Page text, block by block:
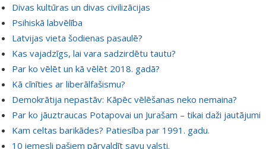
Divas kultūras un divas civilizācijas
Psihiskā labvēlība
Latvijas vieta šodienas pasaulē?
Kas vajadzīgs, lai vara sadzirdētu tautu?
Par ko vēlēt un kā vēlēt 2018. gadā?
Kā cīnīties ar liberālfašismu?
Demokrātija nepastāv: Kāpēc vēlēšanas neko nemaina?
Par ko jāuztraucas Potapovai un Jurašam – tikai daži jautājumi
Kam celtas barikādes? Patiesība par 1991. gadu.
10 iemesli pašiem pārvaldīt savu valsti.